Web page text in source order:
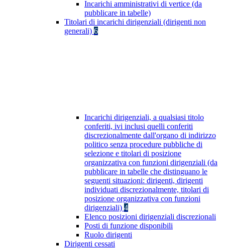
Incarichi amministrativi di vertice (da
pubblicare in tabelle)
Titolari di incarichi dirigenziali (dirigenti non
generali) 6
Incarichi dirigenziali, a qualsiasi titolo
conferiti, ivi inclusi quelli conferiti
discrezionalmente dall'organo di indirizzo
politico senza procedure pubbliche di
selezione e titolari di posizione
organizzativa con funzioni dirigenziali (da
pubblicare in tabelle che distinguano le
seguenti situazioni: dirigenti, dirigenti
individuati discrezionalmente, titolari di
posizione organizzativa con funzioni
dirigenziali) 4
Elenco posizioni dirigenziali discrezionali
Posti di funzione disponibili
Ruolo dirigenti
Dirigenti cessati